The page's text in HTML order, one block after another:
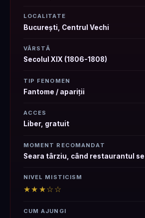
LOCALITATE
București, Centrul Vechi
VÂRSTĂ
Secolul XIX (1806-1808)
TIP FENOMEN
Fantome / apariții
ACCES
Liber, gratuit
MOMENT RECOMANDAT
Seara târziu, când restaurantul
NIVEL MISTICISM
★★★☆☆
CUM AJUNGI